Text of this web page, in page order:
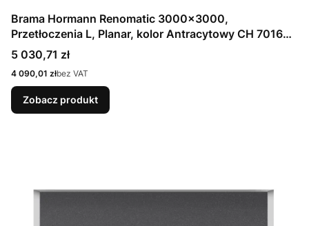
Brama Hormann Renomatic 3000x3000,
Przetłoczenia L, Planar, kolor Antracytowy CH 7016
Matt deluxe + Prowadzenie N
Cena
5 030,71 zł
Cena
4 090,01 złbez VAT
Zobacz produkt